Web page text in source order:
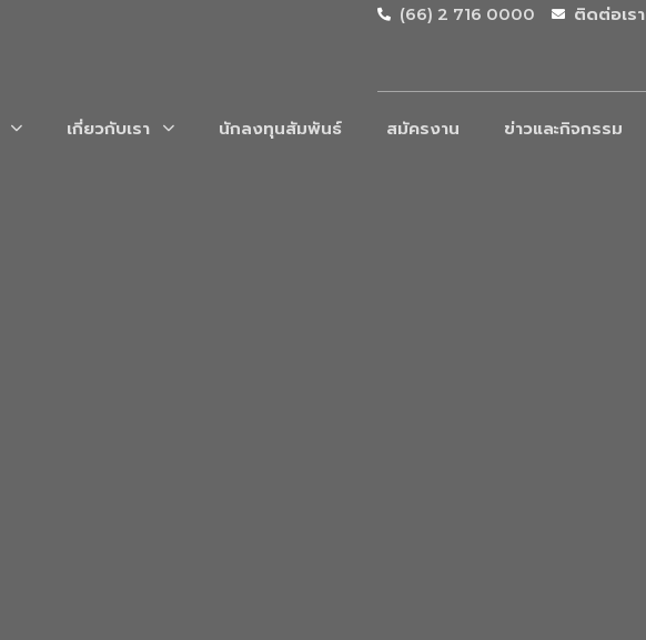
(66) 2 716 0000 ติดต่อเรา
เกี่ยวกับเรา นักลงทุนสัมพันธ์ สมัครงาน ข่าวและกิจกรรม